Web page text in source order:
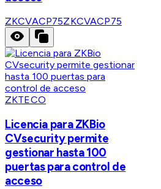
ZKCVACP75ZKCVACP75
ZKTECO
Licencia para ZKBio
CVsecurity permite
gestionar hasta 100
puertas para control de
acceso